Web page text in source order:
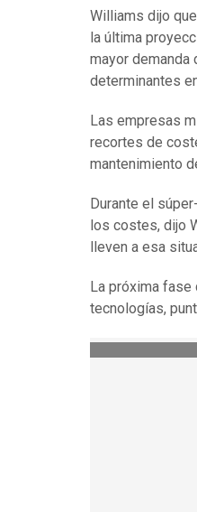
Williams dijo
la última
mayor demanda
determinantes
Las empresas
recortes de
mantenimiento
Durante el
los costes, dijo
lleven a esa
La próxima fase
tecnologías,